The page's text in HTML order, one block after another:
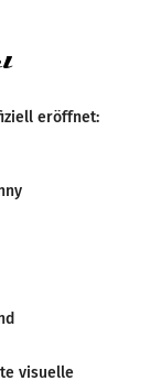
eröffnet:
visuelle